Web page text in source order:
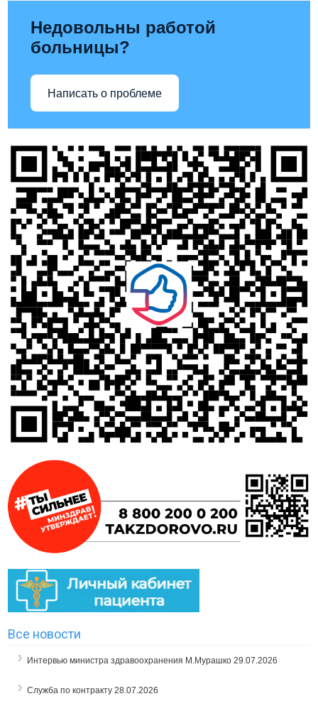
Недовольны работой
больницы?
Написать о проблеме
Все новости
Интервью министра здравоохранения М.Мурашко 29.07.2026
Служба по контракту 28.07.2026